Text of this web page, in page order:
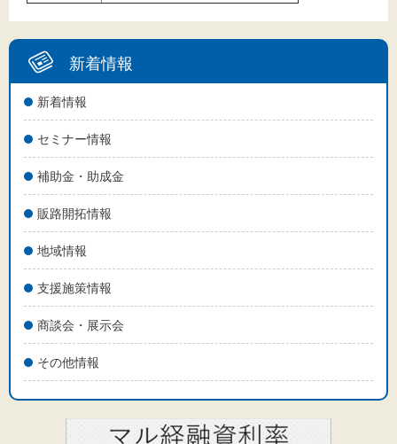
新着情報
新着情報
セミナー情報
補助金・助成金
販路開拓情報
地域情報
支援施策情報
商談会・展示会
その他情報